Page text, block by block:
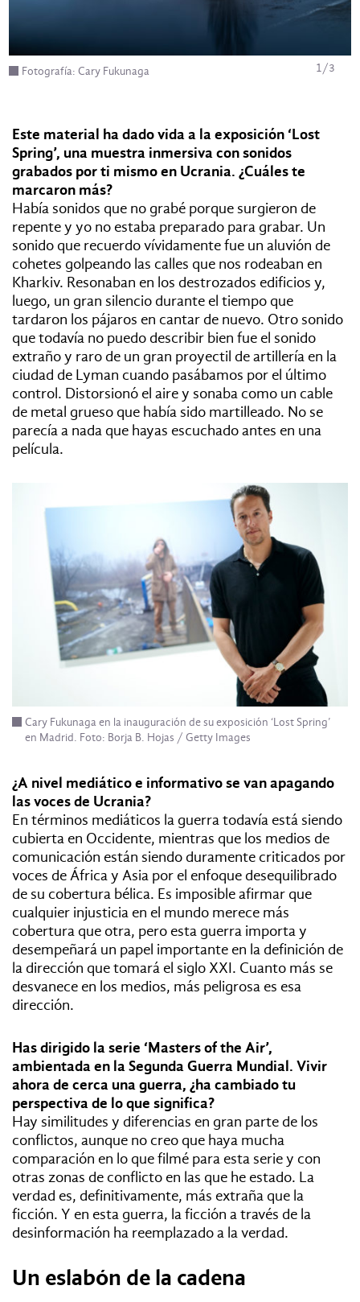
Fotografía: Cary Fukunaga 1/3
Este material ha dado vida a la exposición ‘Lost
Spring’, una muestra inmersivacon sonidos
grabados por ti mismo en Ucrania. ¿Cuáles te
marcaron más?
Había sonidos que no grabé porque surgieron de
repente y yo no estaba preparado para grabar. Un
sonido que recuerdo vívidamente fue un aluvión de
cohetes golpeando las calles que nos rodeaban en
Kharkiv. Resonaban en los destrozados edificios y,
luego, un gran silencio durante el tiempo que
tardaron los pájaros en cantar de nuevo. Otro sonido
que todavía no puedo describir bien fue el sonido
extraño y raro de un gran proyectil de artillería en la
ciudad de Lyman cuando pasábamos por el último
control. Distorsionó el aire y sonaba como un cable
de metal grueso que había sido martilleado. No se
parecía a nada que hayas escuchado antes en una
película.
Cary Fukunaga en la inauguración de su exposición ‘Lost Spring’
en Madrid. Foto: Borja B. Hojas / Getty Images
¿A nivel mediático e informativo se van apagando
las voces de Ucrania?
En términos mediáticos la guerra todavía está siendo
cubierta en Occidente, mientras que los medios de
comunicación están siendo duramente criticados por
voces de África y Asia por el enfoque desequilibrado
de su cobertura bélica. Es imposible afirmar que
cualquier injusticia en el mundo merece más
cobertura que otra, pero esta guerra importa y
desempeñará un papel importante en la definición de
la dirección que tomará el siglo XXI. Cuanto más se
desvanece en los medios, más peligrosa es esa
dirección.
Has dirigido la serie ‘Masters of the Air’,
ambientada en la Segunda Guerra Mundial. Vivir
ahora de cerca una guerra, ¿ha cambiado tu
perspectiva de lo que significa?
Hay similitudes y diferencias en gran parte de los
conflictos, aunque no creo que haya mucha
comparación en lo que filmé para esta serie y con
otras zonas de conflicto en las que he estado. La
verdad es, definitivamente, más extraña que la
ficción. Y en esta guerra, la ficción a través de la
desinformación ha reemplazado a la verdad.
Un eslabón de la cadena